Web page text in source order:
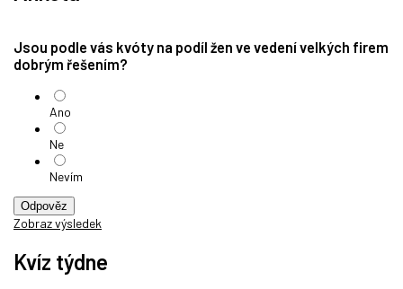
Jsou podle vás kvóty na podíl žen ve vedení velkých firem
dobrým řešením?
Ano
Ne
Nevím
Odpověz
Zobraz výsledek
Kvíz týdne